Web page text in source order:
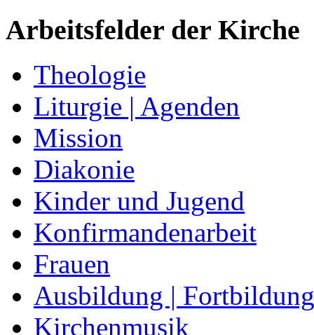
Arbeitsfelder der Kirche
Theologie
Liturgie | Agenden
Mission
Diakonie
Kinder und Jugend
Konfirmandenarbeit
Frauen
Ausbildung | Fortbildung
Kirchenmusik